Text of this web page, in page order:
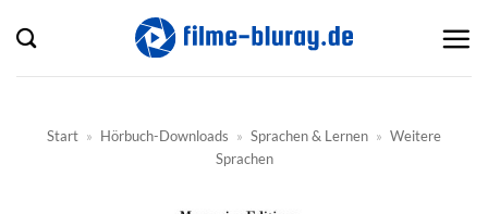
Inhalt
springen
Start » Hörbuch-Downloads » Sprachen & Lernen » Weitere
Sprachen